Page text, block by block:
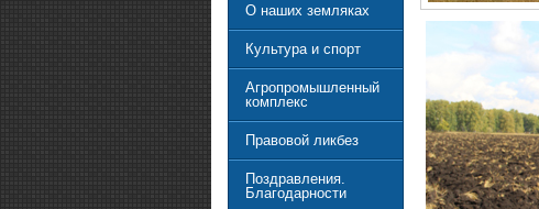
О наших земляках
Культура и спорт
Агропромышленный
комплекс
Правовой ликбез
Поздравления.
Благодарности